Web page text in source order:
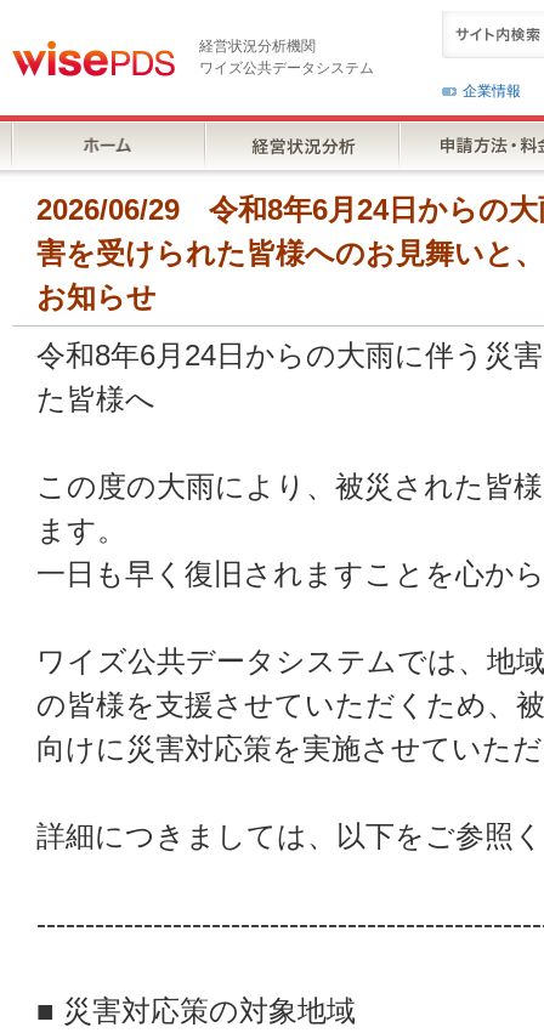
経営状況分析機関
ワイズ公共データシステム
企業情報
2026/06/29 令和8年6月24日からの
害を受けられた皆様へのお見舞いと
お知らせ
令和8年6月24日からの大雨に伴う災
た皆様へ
この度の大雨により、被災された皆
ます。
一日も早く復旧されますことを心か
ワイズ公共データシステムでは、地
の皆様を支援させていただくため、
向けに災害対応策を実施させていた
詳細につきましては、以下をご参照
■ 災害対応策の対象地域